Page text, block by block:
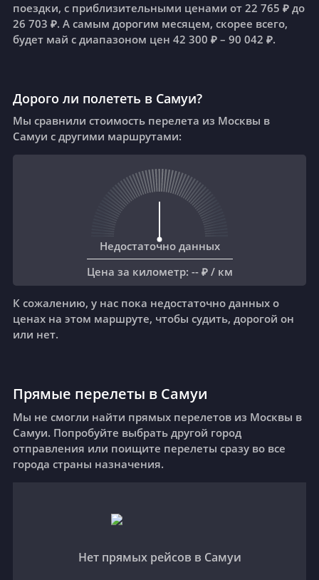
поездки, с приблизительными ценами от 22 765 ₽ до
26 703 ₽. А самым дорогим месяцем, скорее всего,
будет май с диапазоном цен 42 300 ₽ – 90 042 ₽.
Дорого ли полететь в Самуи?
Мы сравнили стоимость перелета из Москвы в
Самуи с другими маршрутами:
Недостаточно данных
Цена за километр: -- ₽ / км
К сожалению, у нас пока недостаточно данных о
ценах на этом маршруте, чтобы судить, дорогой он
или нет.
Прямые перелеты в Самуи
Мы не смогли найти прямых перелетов из Москвы в
Самуи. Попробуйте выбрать другой город
отправления или поищите перелеты сразу во все
города страны назначения.
Нет прямых рейсов в Самуи